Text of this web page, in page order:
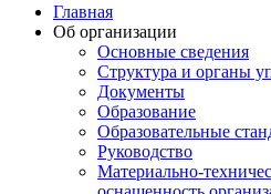
Главная
Об организации
Основные сведения
Структура и органы
Документы
Образование
Образовательные
Руководство
Материально-